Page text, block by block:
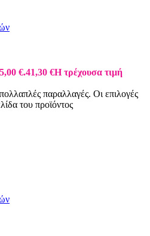
€.41,30 €Η τρέχουσα τιμή
παραλλαγές. Οι επιλογές
του προϊόντος